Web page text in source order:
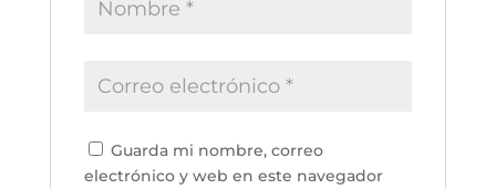
Guarda mi nombre, correo
electrónico y web en este navegador